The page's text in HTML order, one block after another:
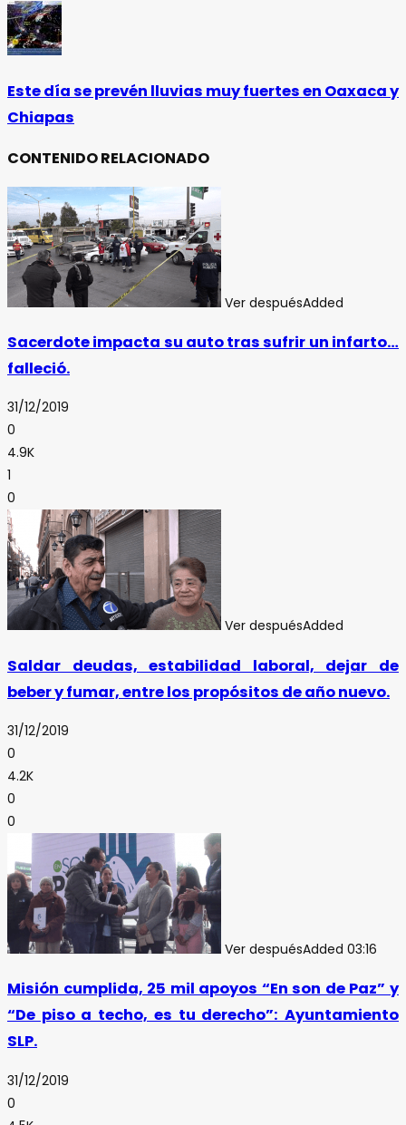
Este día se prevén lluvias muy fuertes en Oaxaca y
Chiapas
CONTENIDO RELACIONADO
Ver despuésAdded
Sacerdote impacta su auto tras sufrir un infarto…
falleció.
31/12/2019
0
4.9K
1
0
Ver despuésAdded
Saldar deudas, estabilidad laboral, dejar de
beber y fumar, entre los propósitos de año nuevo.
31/12/2019
0
4.2K
0
0
Ver despuésAdded 03:16
Misión cumplida, 25 mil apoyos “En son de Paz” y
“De piso a techo, es tu derecho”: Ayuntamiento
SLP.
31/12/2019
0